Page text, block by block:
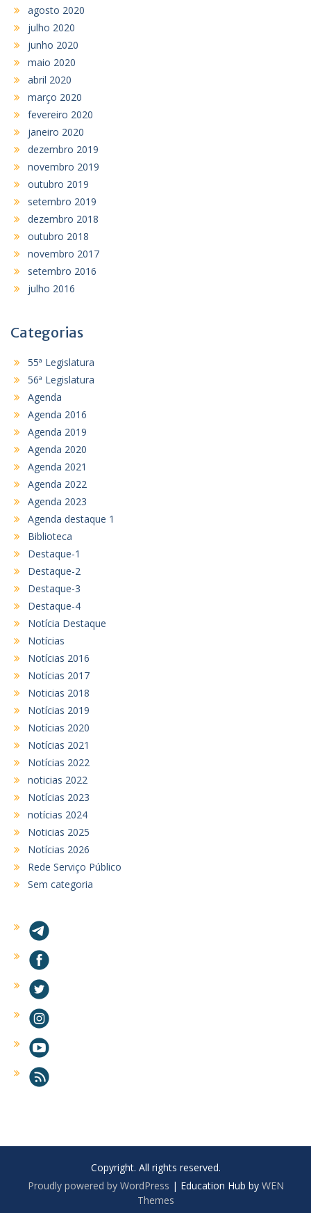
agosto 2020
julho 2020
junho 2020
maio 2020
abril 2020
março 2020
fevereiro 2020
janeiro 2020
dezembro 2019
novembro 2019
outubro 2019
setembro 2019
dezembro 2018
outubro 2018
novembro 2017
setembro 2016
julho 2016
Categorias
55ª Legislatura
56ª Legislatura
Agenda
Agenda 2016
Agenda 2019
Agenda 2020
Agenda 2021
Agenda 2022
Agenda 2023
Agenda destaque 1
Biblioteca
Destaque-1
Destaque-2
Destaque-3
Destaque-4
Notícia Destaque
Notícias
Notícias 2016
Notícias 2017
Noticias 2018
Notícias 2019
Notícias 2020
Notícias 2021
Notícias 2022
noticias 2022
Notícias 2023
notícias 2024
Noticias 2025
Notícias 2026
Rede Serviço Público
Sem categoria
Copyright. All rights reserved.
Proudly powered by WordPress | Education Hub by WEN
Themes